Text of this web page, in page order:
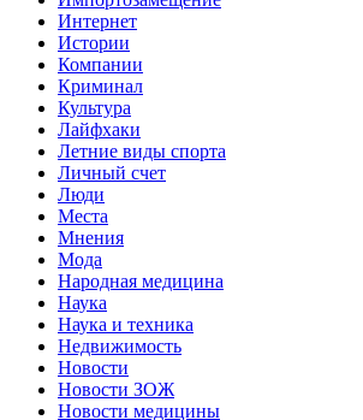
Интернет
Истории
Компании
Криминал
Культура
Лайфхаки
Летние виды спорта
Личный счет
Люди
Места
Мнения
Мода
Народная медицина
Наука
Наука и техника
Недвижимость
Новости
Новости ЗОЖ
Новости медицины